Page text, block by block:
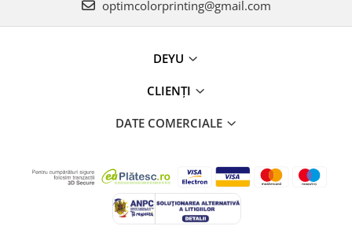
optimcolorprinting@gmail.com
DEYU
CLIENȚI
DATE COMERCIALE